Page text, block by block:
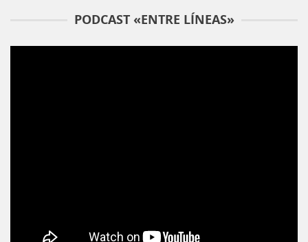
PODCAST «ENTRE LÍNEAS»